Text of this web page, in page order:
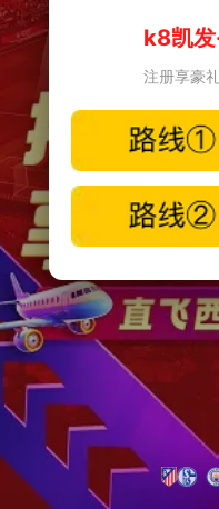
k8凯发
注册享豪